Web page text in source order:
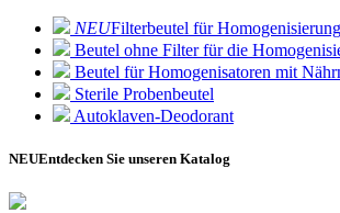
NEUFilterbeutel für Homogenisierung
Beutel ohne Filter für die
Beutel für Homogenisatoren mit
Sterile Probenbeutel
Autoklaven-Deodorant
NEUEntdecken Sie unseren Katalog